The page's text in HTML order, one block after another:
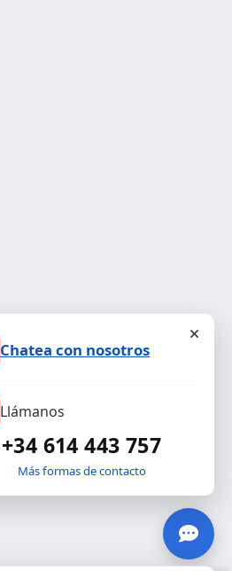
Chatea con nosotros
Llámanos
+34 614 443 757
Más formas de contacto